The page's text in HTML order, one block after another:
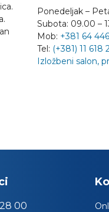
Ponedeljak –
Subota: 09.00 –
Mob: +381 64
Tel: (+381) 11 618
Izložbeni salon,
28 00